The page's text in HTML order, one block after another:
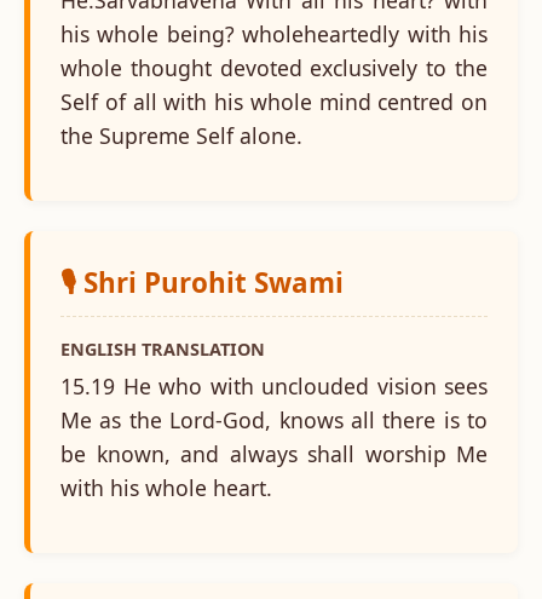
his whole being? wholeheartedly with his
whole thought devoted exclusively to the
Self of all with his whole mind centred on
the Supreme Self alone.
🎙️ Shri Purohit Swami
ENGLISH TRANSLATION
15.19 He who with unclouded vision sees
Me as the Lord-God, knows all there is to
be known, and always shall worship Me
with his whole heart.